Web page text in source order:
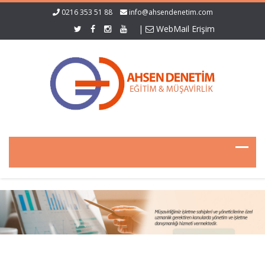
0216 353 51 88 info@ahsendenetim.com
| WebMail Erişim